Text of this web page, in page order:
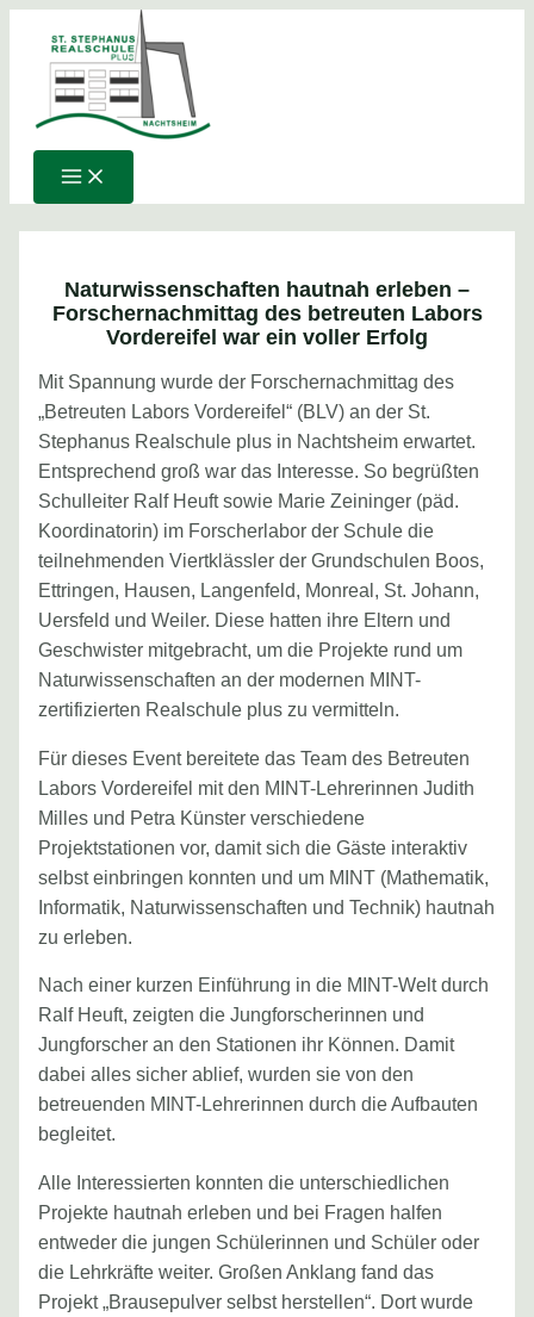
Zum
Inhalt
springen
Main
Naturwissenschaften hautnah erleben –
Forschernachmittag des betreuten Labors
Vordereifel war ein voller Erfolg
Mit Spannung wurde der Forschernachmittag des
„Betreuten Labors Vordereifel“ (BLV) an der St.
Stephanus Realschule plus in Nachtsheim erwartet.
Entsprechend groß war das Interesse. So begrüßten
Schulleiter Ralf Heuft sowie Marie Zeininger (päd.
Koordinatorin) im Forscherlabor der Schule die
teilnehmenden Viertklässler der Grundschulen Boos,
Ettringen, Hausen, Langenfeld, Monreal, St. Johann,
Uersfeld und Weiler. Diese hatten ihre Eltern und
Geschwister mitgebracht, um die Projekte rund um
Naturwissenschaften an der modernen MINT-
zertifizierten Realschule plus zu vermitteln.
Für dieses Event bereitete das Team des Betreuten
Labors Vordereifel mit den MINT-Lehrerinnen Judith
Milles und Petra Künster verschiedene
Projektstationen vor, damit sich die Gäste interaktiv
selbst einbringen konnten und um MINT (Mathematik,
Informatik, Naturwissenschaften und Technik) hautnah
zu erleben.
Nach einer kurzen Einführung in die MINT-Welt durch
Ralf Heuft, zeigten die Jungforscherinnen und
Jungforscher an den Stationen ihr Können. Damit
dabei alles sicher ablief, wurden sie von den
betreuenden MINT-Lehrerinnen durch die Aufbauten
begleitet.
Alle Interessierten konnten die unterschiedlichen
Projekte hautnah erleben und bei Fragen halfen
entweder die jungen Schülerinnen und Schüler oder
die Lehrkräfte weiter. Großen Anklang fand das
Projekt „Brausepulver selbst herstellen“. Dort wurde
Post
navigation